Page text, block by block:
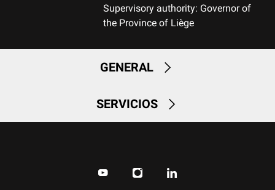
Supervisory authority: Governor of
the Province of Liège
GENERAL
SERVICIOS